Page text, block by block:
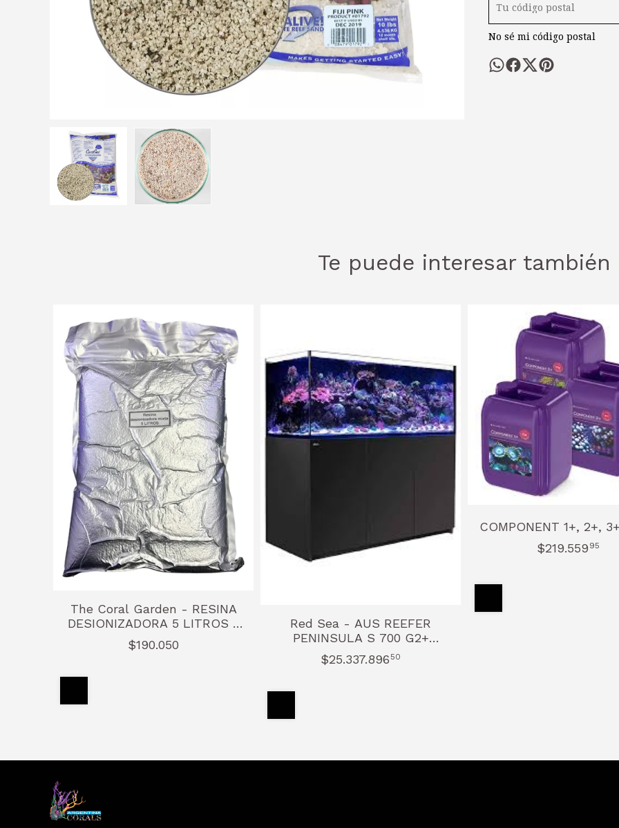
No sé mi código postal
Te puede interesar también
The Coral Garden - RESINA
DESIONIZADORA 5 LITROS -
DI-MIX
$190.050
Red Sea - AUS REEFER
PENINSULA S 700 G2+
AQUARIUM AND SUMP
SYSTEM NEGRO
$25.337.896 50
COMPONENT 1+, 2+,
$219.559 95